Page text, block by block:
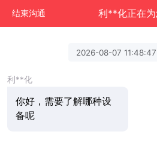
结束沟通 利**化正在
2026-08-07
利**化
你好，需要了解哪种设
备呢